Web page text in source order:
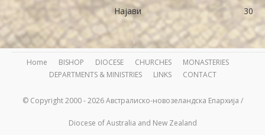
Најави
30
Home BISHOP DIOCESE CHURCHES
MONASTERIES
DEPARTMENTS & MINISTRIES
LINKS CONTACT
© Copyright 2000 - 2026 Австралиско-новозеландска Епархија /
Diocese of Australia and New Zealand